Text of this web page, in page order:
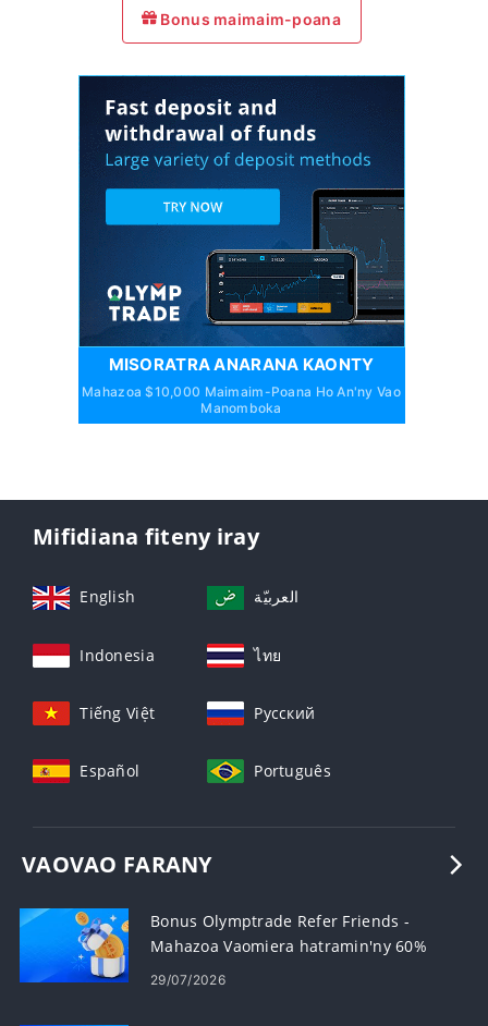
Bonus maimaim-poana
MISORATRA ANARANA KAONTY
Mahazoa $10,000 Maimaim-Poana Ho An'ny Vao
Manomboka
Mifidiana fiteny iray
English العربيّة
Indonesia ไทย
Tiếng Việt Русский
Español Português
VAOVAO FARANY
Bonus Olymptrade Refer Friends -
Mahazoa Vaomiera hatramin'ny 60%
amin'ny Referrals
29/07/2026